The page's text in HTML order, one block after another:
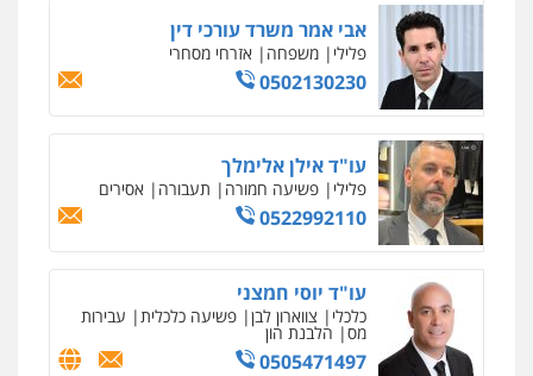
גל דהן – משרד עורך דין פלילי
פלילי פשיעה חמורה סמים
וחקירות
0544723840
עו"ד ראוף נג'אר
פלילי עורכי דין לענייני אסירים מעצרים
סמים רכוש
0548009246
עו"ד אלון ארז
פלילי צבאי סמים אלימות במשפחה צווארון
לבן
0507368203